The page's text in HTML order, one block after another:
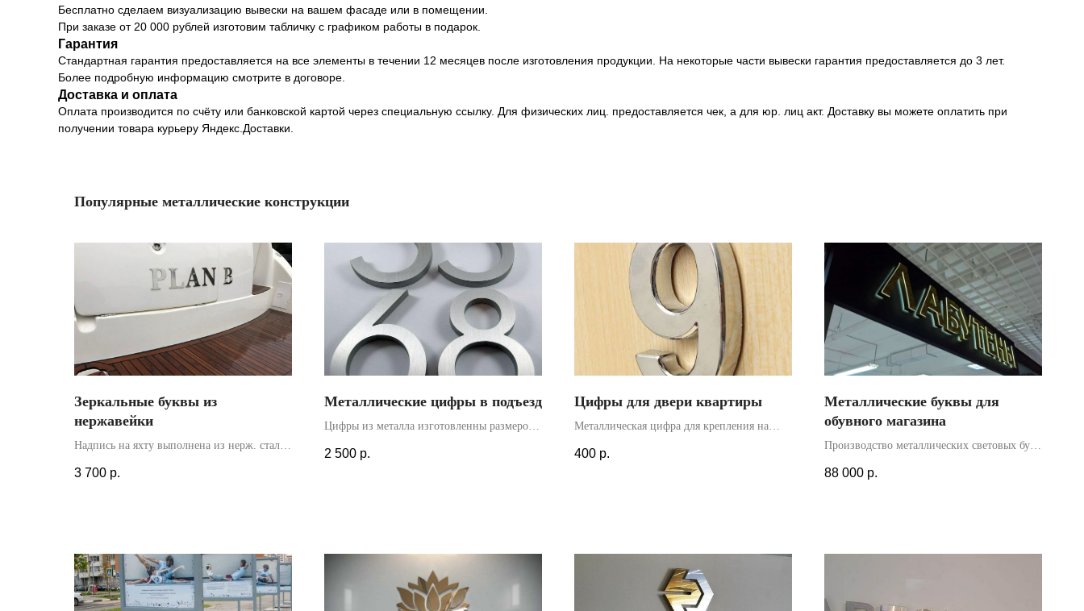
Бесплатно сделаем визуализацию вывески на вашем фасаде или в помещении.
При заказе от 20 000 рублей изготовим табличку с графиком работы в подарок.
Гарантия
Стандартная гарантия предоставляется на все элементы в течении 12 месяцев после изготовления продукции. На некоторые части вывески гарантия предоставляется до 3 лет.
Более подробную информацию смотрите в договоре.
Доставка и оплата
Оплата производится по счёту или банковской картой через специальную ссылку. Для физических лиц. предоставляется чек, а для юр. лиц акт. Доставку вы можете оплатить при
получении товара курьеру Яндекс.Доставки.
Популярные металлические конструкции
Зеркальные буквы из
нержавейки
Надпись на яхту выполнена из нерж. стали
Высота букв 14см. Монтаж произведен с
3 700 р.
Металлические цифры в подъезд
Цифры из металла изготовленны размером
возле двери квартиры. Монтаж
2 500 р.
Цифры для двери квартиры
Металлическая цифра для крепления на
Высота цифры - 6 см. Установлена на дверь
400 р.
Металлические буквы для
обувного магазина
Производство металлических световых букв
подсветкой. Монтаж производился нашими
88 000 р.